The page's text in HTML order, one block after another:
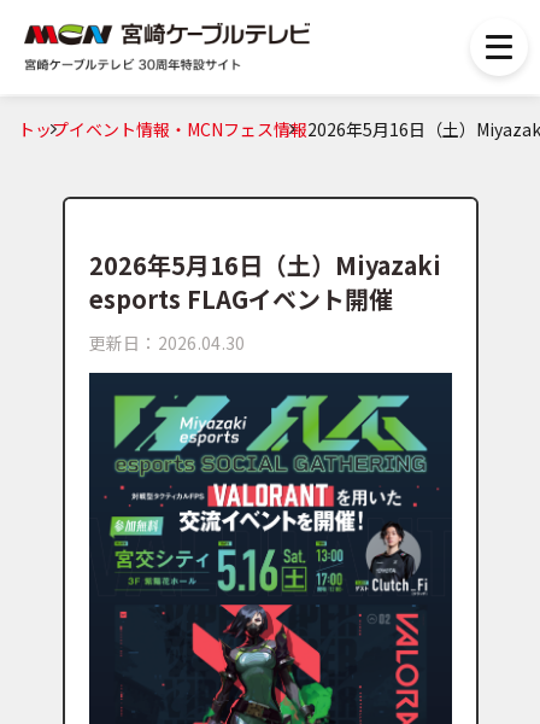
トップイベント情報・MCNフェス情報2026年5月16日（土）
2026年5月16日（土）Miyazaki
esports FLAGイベント開催
更新日：2026.04.30